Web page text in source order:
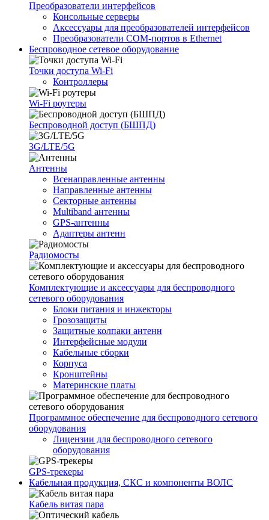
Преобразователи интерфейсов
Консольные серверы
Аксессуары для преобразователей интерфейсов
Преобразователи COM-портов в Ethernet
Беспроводное сетевое оборудование
Точки доступа Wi-Fi
Контроллеры
Wi-Fi роутеры
Беспроводной доступ (БШПД)
3G/LTE/5G
Антенны
Всенаправленные антенны
Направленные антенны
Секторные антенны
Multiband антенны
GPS-антенны
Адаптеры антенн
Радиомосты
Комплектующие и аксессуары для беспроводного
сетевого оборудования
Блоки питания и инжекторы
Грозозащиты
Защитные колпаки антенн
Интерфейсные модули
Кабельные сборки
Корпуса
Кронштейны
Материнские платы
Программное обеспечение для беспроводного сетевого
оборудования
Лицензии для беспроводного сетевого
оборудования
GPS-трекеры
Кабельная продукция, СКС и компоненты ВОЛС
Кабель витая пара